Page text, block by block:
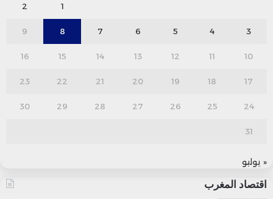
1
2
3
4
5
6
7
8
9
10
11
12
13
14
15
16
17
18
19
20
21
22
23
24
25
26
27
28
29
30
31
« يوليو
اقتصاد المغرب